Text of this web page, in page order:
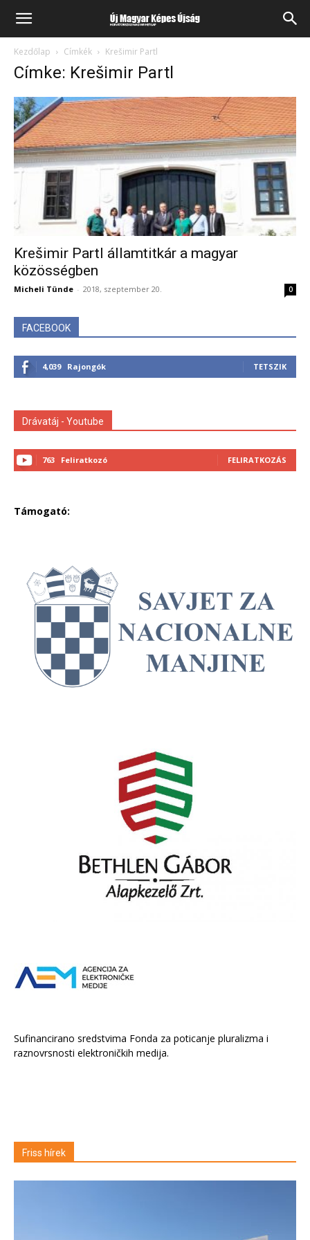
Kezdőlap Címkék Krešimir Partl
Címke: Krešimir Partl
Krešimir Partl államtitkár a magyar
közösségben
Micheli Tünde - 2018, szeptember 20. 0
FACEBOOK
4,039 Rajongók TETSZIK
Drávatáj - Youtube
763 Feliratkozó FELIRATKOZÁS
Támogató:
Sufinancirano sredstvima Fonda za poticanje pluralizma i
raznovrsnosti elektroničkih medija.
Friss hírek